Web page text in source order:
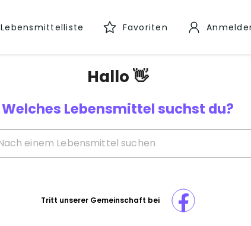
Lebensmittelliste Favoriten
Hallo 👋
Welches Lebensmittel suchst du?
Tritt unserer Gemeinschaft bei